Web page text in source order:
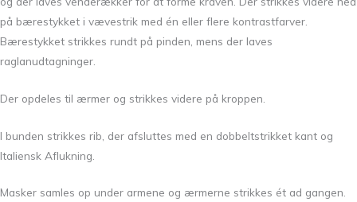
på bærestykket i vævestrik med én eller flere kontrastfarver.
Bærestykket strikkes rundt på pinden, mens der laves
raglanudtagninger.
Der opdeles til ærmer og strikkes videre på kroppen.
I bunden strikkes rib, der afsluttes med en dobbeltstrikket kant og
Italiensk Aflukning.
Masker samles op under armene og ærmerne strikkes ét ad gangen.